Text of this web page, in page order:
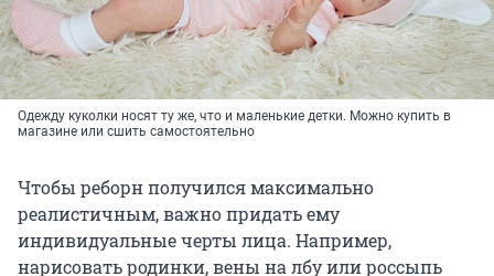
Одежду куколки носят ту же, что и маленькие детки. Можно купить в
магазине или сшить самостоятельно
Чтобы реборн получился максимально
реалистичным, важно придать ему
индивидуальные черты лица. Например,
нарисовать родинки, вены на лбу или россыпь